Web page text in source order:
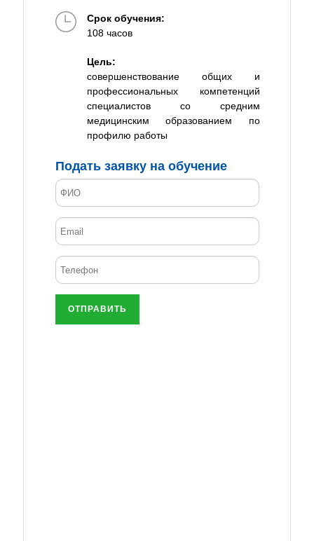
Срок обучения:
108 часов
Цель:
совершенствование общих и
профессиональных компетенций
специалистов со средним
медицинским образованием по
профилю работы
Подать заявку на обучение
ОТПРАВИТЬ